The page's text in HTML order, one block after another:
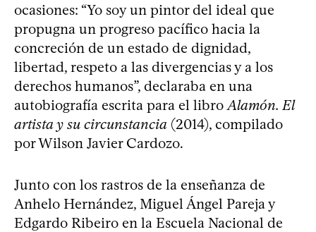
ocasiones: “Yo soy un pintor del ideal que
propugna un progreso pacífico hacia la
concreción de un estado de dignidad,
libertad, respeto a las divergencias y a los
derechos humanos”, declaraba en una
autobiografía escrita para el libro Alamón. El
artista y su circunstancia (2014), compilado
por Wilson Javier Cardozo.
Junto con los rastros de la enseñanza de
Anhelo Hernández, Miguel Ángel Pareja y
Edgardo Ribeiro en la Escuela Nacional de